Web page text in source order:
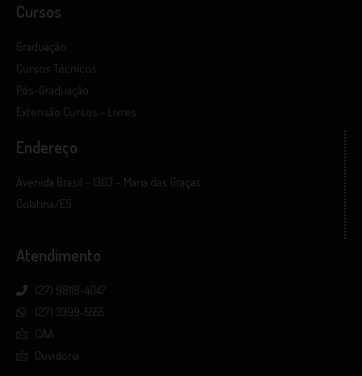
Cursos
Graduação
Cursos Técnicos
Pós-Graduação
Extensão Cursos - Livres
Endereço
Avenida Brasil – 1303 – Maria das Graças
Colatina/ES
Atendimento
(27) 98118-4047
(27) 3399-5555
CAA
Ouvidoria